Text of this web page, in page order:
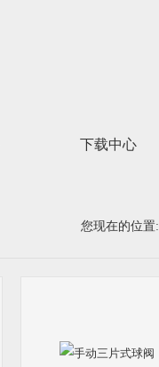
下载中心
您现在的位置: